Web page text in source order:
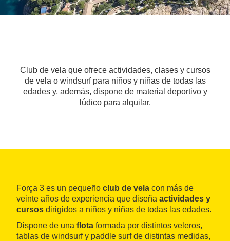
Club de vela que ofrece actividades, clases y cursos
de vela o windsurf para niños y niñas de todas las
edades y, además, dispone de material deportivo y
lúdico para alquilar.
Força 3 es un pequeño club de vela con más de
veinte años de experiencia que diseña actividades y
cursos dirigidos a niños y niñas de todas las edades.
Dispone de una flota formada por distintos veleros,
tablas de windsurf y paddle surf de distintas medidas,